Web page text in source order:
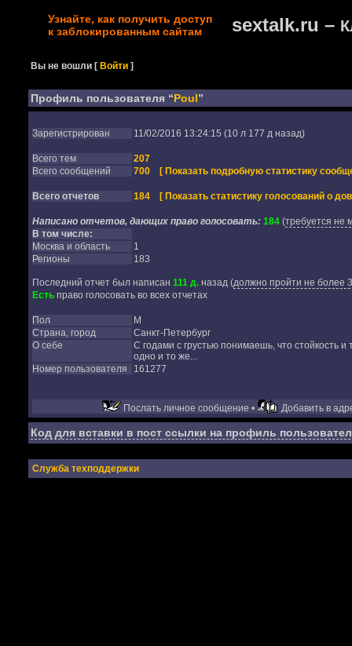
Узнайте, как получить доступ
к заблокированным сайтам
sextalk.ru –
Вы не вошли [Войти ]
Профиль пользователя “Poul”
Зарегистрирован 11/02/2016 13:24:15 (10 л 177 д назад)
Всего тем
207
Всего сообщений
700 [ Показать подробную статистику
Всего отчетов 184 [ Показать статистику голосований о
Написано отчетов, дающих право голосовать: 184(требуется не
В том числе:
Москва и область
1
Регионы
183
Последний отчет был написан 111 д.назад(должно пройти не более
Естьправо голосовать во всех отчетах
Пол
М
Страна, город
Санкт-Петербург
О себе
С годами с грустью понимаешь, что стойкость и
одно и то же...
Номер пользователя
161277
Послать личное сообщение • Добавить в
Код для вставки в пост ссылки на профиль
Служба техподдержки